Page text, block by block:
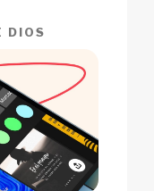
DIOS